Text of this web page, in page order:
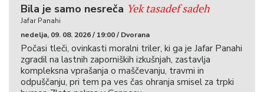
Bila je samo nesreča Yek tasadef sadeh
Jafar Panahi
nedelja, 09. 08. 2026 / 19:00 / Dvorana
Počasi tleči, ovinkasti moralni triler, ki ga je Jafar Panahi
zgradil na lastnih zaporniških izkušnjah, zastavlja
kompleksna vprašanja o maščevanju, travmi in
odpuščanju, pri tem pa ves čas ohranja smisel za trpki